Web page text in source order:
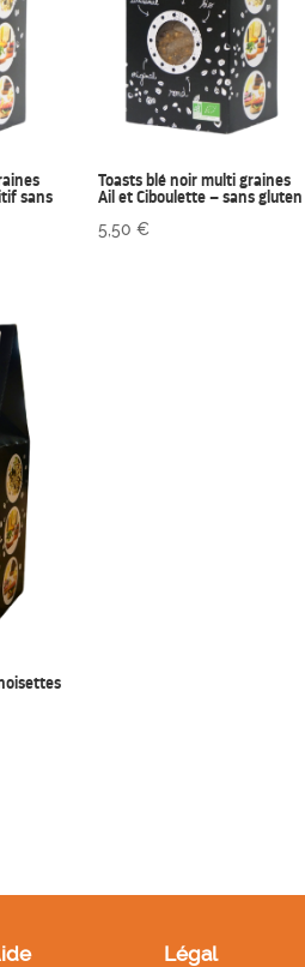
sans
Toasts blé noir multi graines
Ail et Ciboulette – sans gluten
5,50 €
Légal